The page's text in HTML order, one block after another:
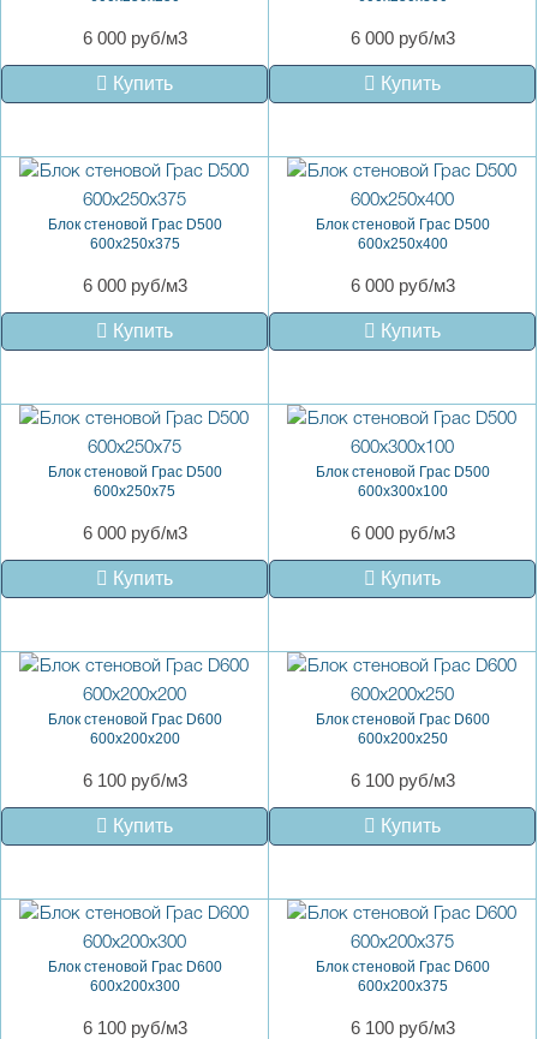
6 000 руб/м3
Купить
6 000 руб/м3
Купить
Блок стеновой Грас D500
600x250x375
6 000 руб/м3
Купить
Блок стеновой Грас D500
600x250x400
6 000 руб/м3
Купить
Блок стеновой Грас D500
600x250x75
6 000 руб/м3
Купить
Блок стеновой Грас D500
600x300x100
6 000 руб/м3
Купить
Блок стеновой Грас D600
600x200x200
6 100 руб/м3
Купить
Блок стеновой Грас D600
600x200x250
6 100 руб/м3
Купить
Блок стеновой Грас D600
600x200x300
6 100 руб/м3
Блок стеновой Грас D600
600x200x375
6 100 руб/м3